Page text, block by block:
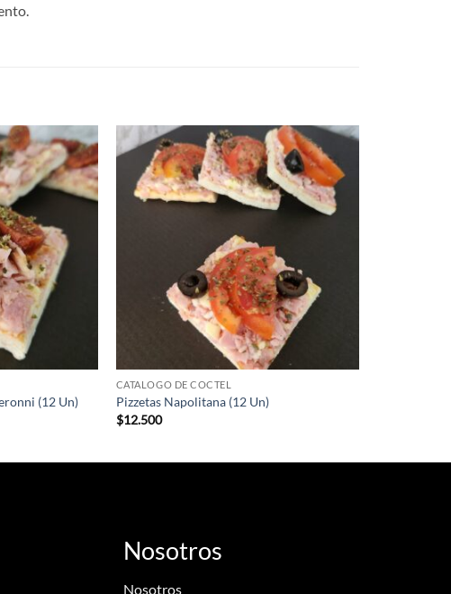
(12 Un)
CATALOGO DE COCTEL
Pizzetas Napolitana (12 Un)
$12.500
Nosotros
Nosotros